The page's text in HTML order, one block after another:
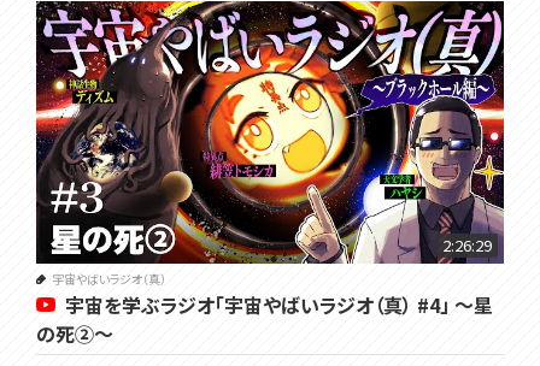
2:26:29
宇宙やばいラジオ（真）
宇宙を学ぶラジオ「宇宙やばいラジオ（真） #4」 ～星
の死②～